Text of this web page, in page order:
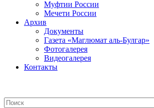
Муфтии России
Мечети России
Архив
Документы
Газета «Маглюмат аль-Булгар»
Фотогалерея
Видеогалерея
Контакты